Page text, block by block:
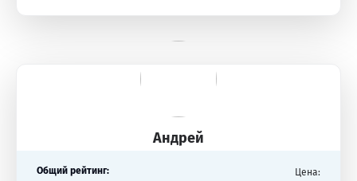
Андрей
Общий рейтинг: Цена: